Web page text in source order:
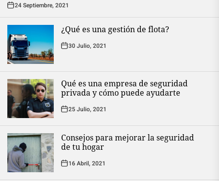
24 Septiembre, 2021
¿Qué es una gestión de flota?
30 Julio, 2021
Qué es una empresa de seguridad
privada y cómo puede ayudarte
25 Julio, 2021
Consejos para mejorar la seguridad
de tu hogar
16 Abril, 2021